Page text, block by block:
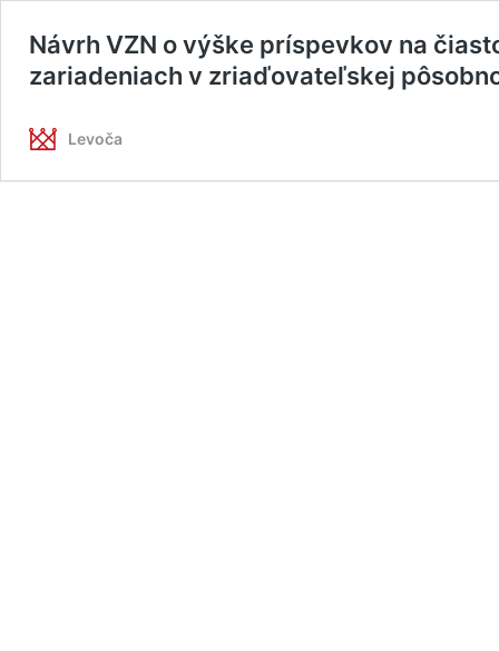
Návrh VZN o výške príspevkov na
zariadeniach v zriaďovateľskej
Levoča